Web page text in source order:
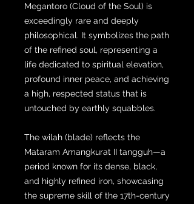
Megantoro (Cloud of the Soul) is
exceedingly rare and deeply
philosophical. It symbolizes the path
of the refined soul, representing a
life dedicated to spiritual elevation,
profound inner peace, and achieving
a high, respected status that is
untouched by earthly squabbles.
The wilah (blade) reflects the
Mataram Amangkurat II tangguh—a
period known for its dense, black,
and highly refined iron, showcasing
the supreme skill of the 17th-century